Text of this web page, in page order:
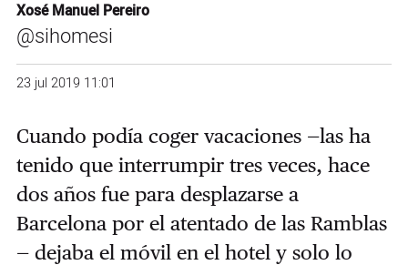
Xosé Manuel Pereiro
@sihomesi
23 jul 2019 11:01
Cuando podía coger vacaciones —las ha
tenido que interrumpir tres veces, hace
dos años fue para desplazarse a
Barcelona por el atentado de las Ramblas
— dejaba el móvil en el hotel y solo lo